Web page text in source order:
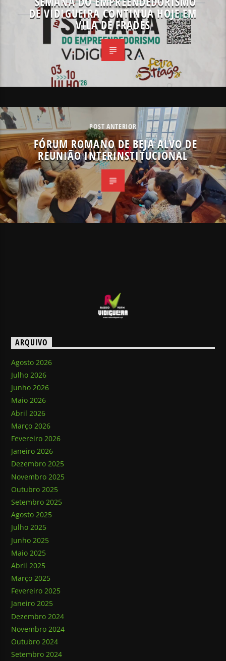
DE VIDIGUEIRA CONTINUA HOJE EM
VILA DE FRADES
POST ANTERIOR
FÓRUM ROMANO DE BEJA ALVO DE
REUNIÃO INTERINSTITUCIONAL
ARQUIVO
Agosto 2026
Julho 2026
Junho 2026
Maio 2026
Abril 2026
Março 2026
Fevereiro 2026
Janeiro 2026
Dezembro 2025
Novembro 2025
Outubro 2025
Setembro 2025
Agosto 2025
Julho 2025
Junho 2025
Maio 2025
Abril 2025
Março 2025
Fevereiro 2025
Janeiro 2025
Dezembro 2024
Novembro 2024
Outubro 2024
Setembro 2024